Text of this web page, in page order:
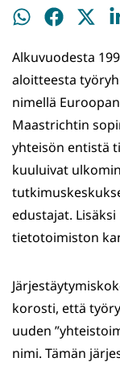
Jaa
Jaa
Jaa
Alkuvuodesta
aloitteesta
nimellä
Maastrichtin
yhteisön entistä
kuuluivat
edustajat.
tietotoimiston
korosti, että
uuden
nimi. Tämän